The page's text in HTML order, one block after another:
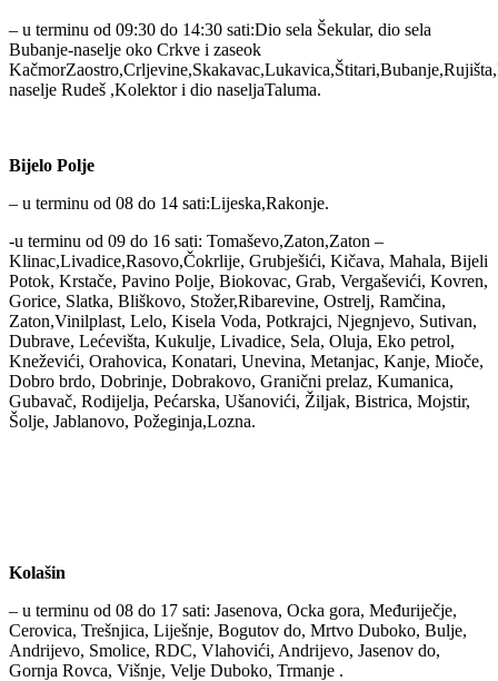
– u terminu od 09:30 do 14:30 sati:Dio sela Šekular, dio sela
Bubanje-naselje oko Crkve i zaseok
naselje Rudeš ,Kolektor i dio naseljaTaluma.
Bijelo Polje
– u terminu od 08 do 14 sati:Lijeska,Rakonje.
-u terminu od 09 do 16 sati: Tomaševo,Zaton,Zaton –
Klinac,Livadice,Rasovo,Čokrlije, Grubješići, Kičava, Mahala, Bijeli
Potok, Krstače, Pavino Polje, Biokovac, Grab, Vergaševići, Kovren,
Gorice, Slatka, Bliškovo, Stožer,Ribarevine, Ostrelj, Ramčina,
Zaton,Vinilplast, Lelo, Kisela Voda, Potkrajci, Njegnjevo, Sutivan,
Dubrave, Lećevišta, Kukulje, Livadice, Sela, Oluja, Eko petrol,
Kneževići, Orahovica, Konatari, Unevina, Metanjac, Kanje, Mioče,
Dobro brdo, Dobrinje, Dobrakovo, Granični prelaz, Kumanica,
Gubavač, Rodijelja, Pećarska, Ušanovići, Žiljak, Bistrica, Mojstir,
Šolje, Jablanovo, Požeginja,Lozna.
Kolašin
– u terminu od 08 do 17 sati: Jasenova, Ocka gora, Međuriječje,
Cerovica, Trešnjica, Liješnje, Bogutov do, Mrtvo Duboko, Bulje,
Andrijevo, Smolice, RDC, Vlahovići, Andrijevo, Jasenov do,
Gornja Rovca, Višnje, Velje Duboko, Trmanje .